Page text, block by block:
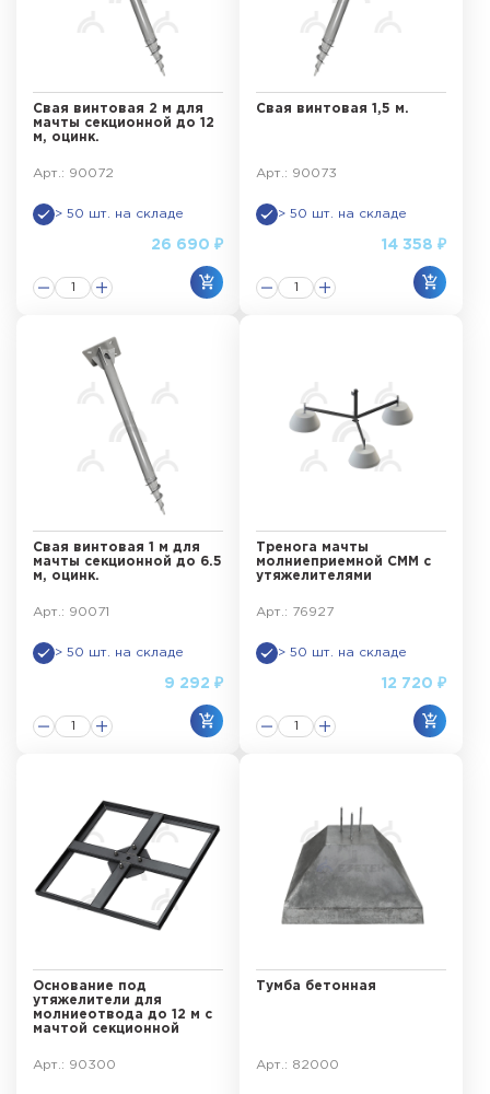
Свая винтовая 2 м для
мачты секционной до 12
м, оцинк.
Арт.: 90072
> 50 шт. на складе
26 690 ₽
Свая винтовая 1,5 м.
Арт.: 90073
> 50 шт. на складе
14 358 ₽
Свая винтовая 1 м для
мачты секционной до 6.5
м, оцинк.
Арт.: 90071
> 50 шт. на складе
9 292 ₽
Тренога мачты
молниеприемной СММ с
утяжелителями
Арт.: 76927
> 50 шт. на складе
12 720 ₽
Основание под
утяжелители для
молниеотвода до 12 м с
мачтой секционной
Арт.: 90300
Тумба бетонная
Арт.: 82000